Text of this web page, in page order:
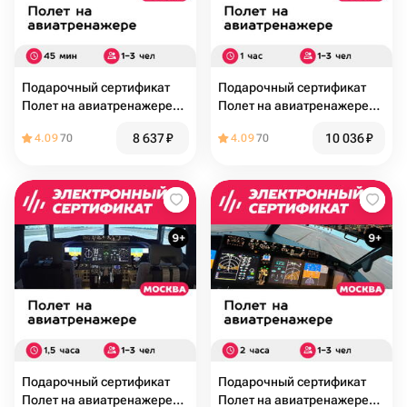
Подарочный сертификат
Полет на авиатренажере
3 чел., будние дни
4.0970 8 637₽
Подарочный сертификат
Полет на авиатренажере
чел., будние дни
4.0970 10 036₽
Подарочный сертификат
Полет на авиатренажере
Подарочный сертификат
Полет на авиатренажере